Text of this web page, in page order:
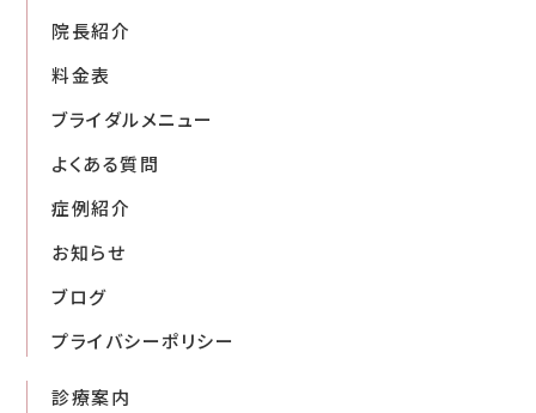
院長紹介
料金表
ブライダルメニュー
よくある質問
症例紹介
お知らせ
ブログ
プライバシーポリシー
診療案内